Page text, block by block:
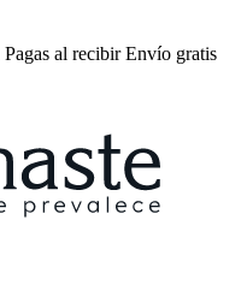
Pagas al recibir Envío gratis